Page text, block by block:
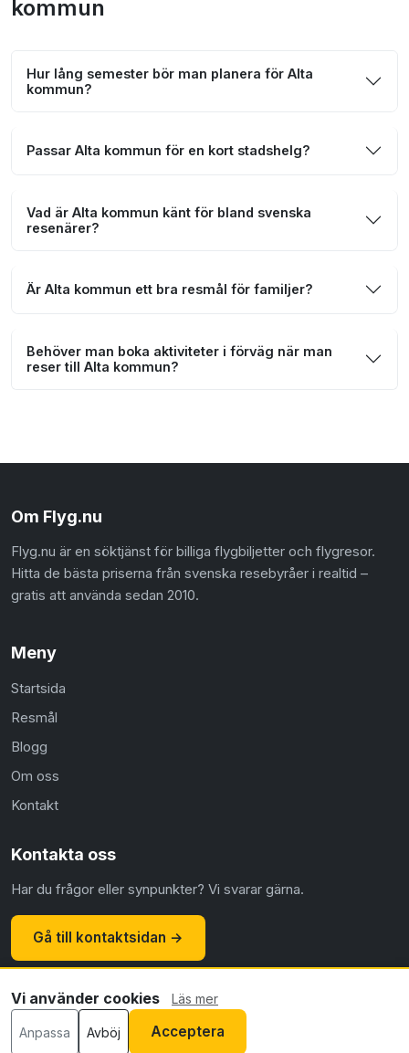
kommun
Hur lång semester bör man planera för Alta
kommun?
Passar Alta kommun för en kort stadshelg?
Vad är Alta kommun känt för bland svenska
resenärer?
Är Alta kommun ett bra resmål för familjer?
Behöver man boka aktiviteter i förväg när man
reser till Alta kommun?
Om Flyg.nu
Flyg.nu är en söktjänst för billiga flygbiljetter och flygresor.
Hitta de bästa priserna från svenska resebyråer i realtid –
gratis att använda sedan 2010.
Meny
Startsida
Resmål
Blogg
Om oss
Kontakt
Kontakta oss
Har du frågor eller synpunkter? Vi svarar gärna.
Gå till kontaktsidan →
© 2026 Flyg.nu · Om oss·Kontakt
Cookiepolicy
Redaktionell policy
Vi använder cookies Läs mer
Anpassa Avböj Acceptera